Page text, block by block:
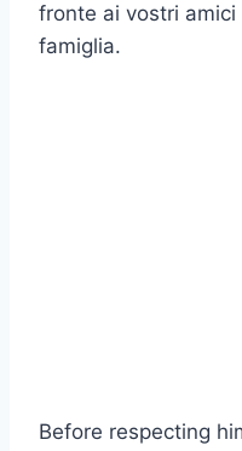
fronte ai vostri amici
famiglia.
Before respecting